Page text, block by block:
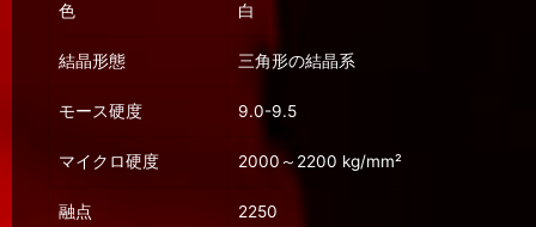
色 白
結晶形態 三角形の結晶系
モース硬度 9.0-9.5
マイクロ硬度 2000～2200 kg/mm²
融点 2250